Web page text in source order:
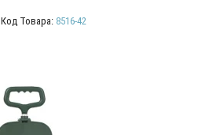
Код Товара: 8516-42